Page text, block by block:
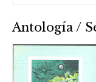
Antología /